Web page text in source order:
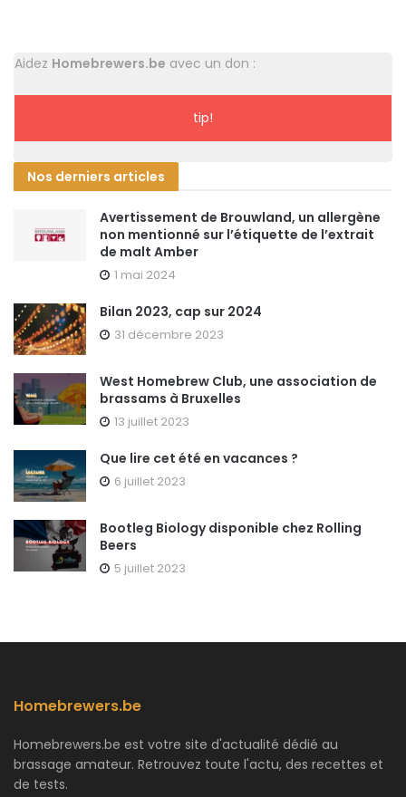
Aidez Homebrewers.be avec un don :
tip!
Nos derniers articles
Avertissement de Brouwland, un allergène
non mentionné sur l’étiquette de l’extrait
de malt Amber
1 mai 2024
Bilan 2023, cap sur 2024
31 décembre 2023
West Homebrew Club, une association de
brassams à Bruxelles
13 juillet 2023
Que lire cet été en vacances ?
6 juillet 2023
Bootleg Biology disponible chez Rolling
Beers
5 juillet 2023
Homebrewers.be
Homebrewers.be est votre site d'actualité dédié au
brassage amateur. Retrouvez toute l'actu, des recettes et
de tests.